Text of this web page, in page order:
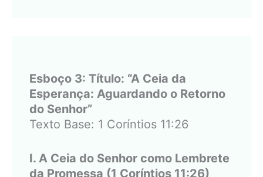
Esboço 3: Título: “A Ceia da
Esperança: Aguardando o Retorno
do Senhor”
Texto Base: 1 Coríntios 11:26
I. A Ceia do Senhor como Lembrete
da Promessa (1 Coríntios 11:26)